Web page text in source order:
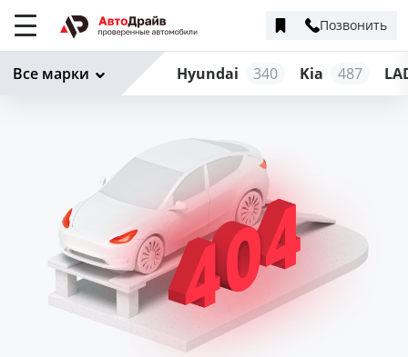
Позвонить
Hyundai 340 Kia 487
Все марки